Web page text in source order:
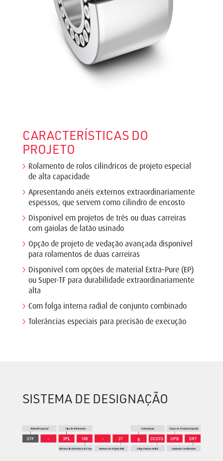
CARACTERÍSTICAS DO
PROJETO
Rolamento de rolos cilíndricos de projeto especial
de alta capacidade
Apresentando anéis externos extraordinariamente
espessos, que servem como cilindro de encosto
Disponível em projetos de três ou duas carreiras
com gaiolas de latão usinado
Opção de projeto de vedação avançada disponível
para rolamentos de duas carreiras
Disponível com opções de material Extra-Pure (EP)
ou Super-TF para durabilidade extraordinariamente
alta
Com folga interna radial de conjunto combinado
Tolerâncias especiais para precisão de execução
SISTEMA DE DESIGNAÇÃO